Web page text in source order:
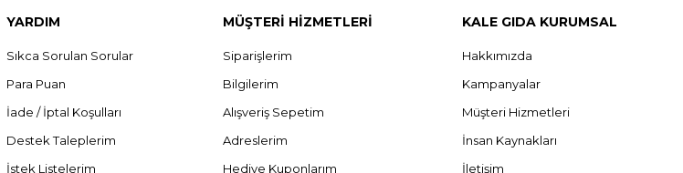
YARDIM
Sıkca Sorulan Sorular
Para Puan
İade / İptal Koşulları
Destek Taleplerim
İstek Listelerim
MÜŞTERİ HİZMETLERİ
Siparişlerim
Bilgilerim
Alışveriş Sepetim
Adreslerim
Hediye Kuponlarım
KALE GIDA KURUMSAL
Hakkımızda
Kampanyalar
Müşteri Hizmetleri
İnsan Kaynakları
İletişim